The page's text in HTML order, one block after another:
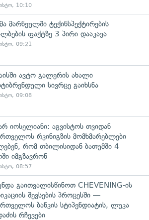
10:10
მარნეულში ტექინსპექტირების
ფაქტზე 3 პირი დააკავა
09:21
ავტო გალერის ახალი
სივრცე გაიხსნა
09:08
იოსელიანი: აგვისტოს თვიდან
რკინიგზის მომხმარებლები
რომ თბილისიდან ბათუმში 4
იმგზავრონ
08:57
გაითვალისწინოთ CHEVENING-ის
შევსების პროცესში —
ბანკის სტიპენდიატის, ლუკა
რჩევები